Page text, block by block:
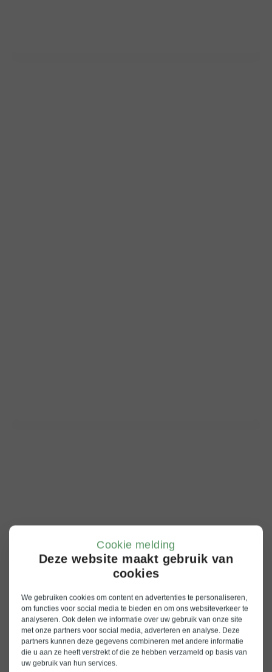
Cookie melding
Deze website maakt gebruik van
cookies
We gebruiken cookies om content en advertenties te personaliseren,
om functies voor social media te bieden en om ons websiteverkeer te
analyseren. Ook delen we informatie over uw gebruik van onze site
met onze partners voor social media, adverteren en analyse. Deze
partners kunnen deze gegevens combineren met andere informatie
die u aan ze heeft verstrekt of die ze hebben verzameld op basis van
uw gebruik van hun services.